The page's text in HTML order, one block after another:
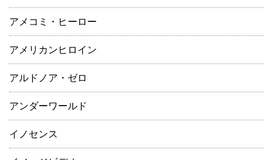
アメコミ・ヒーロー
アメリカンヒロイン
アルドノア・ゼロ
アンダーワールド
イノセンス